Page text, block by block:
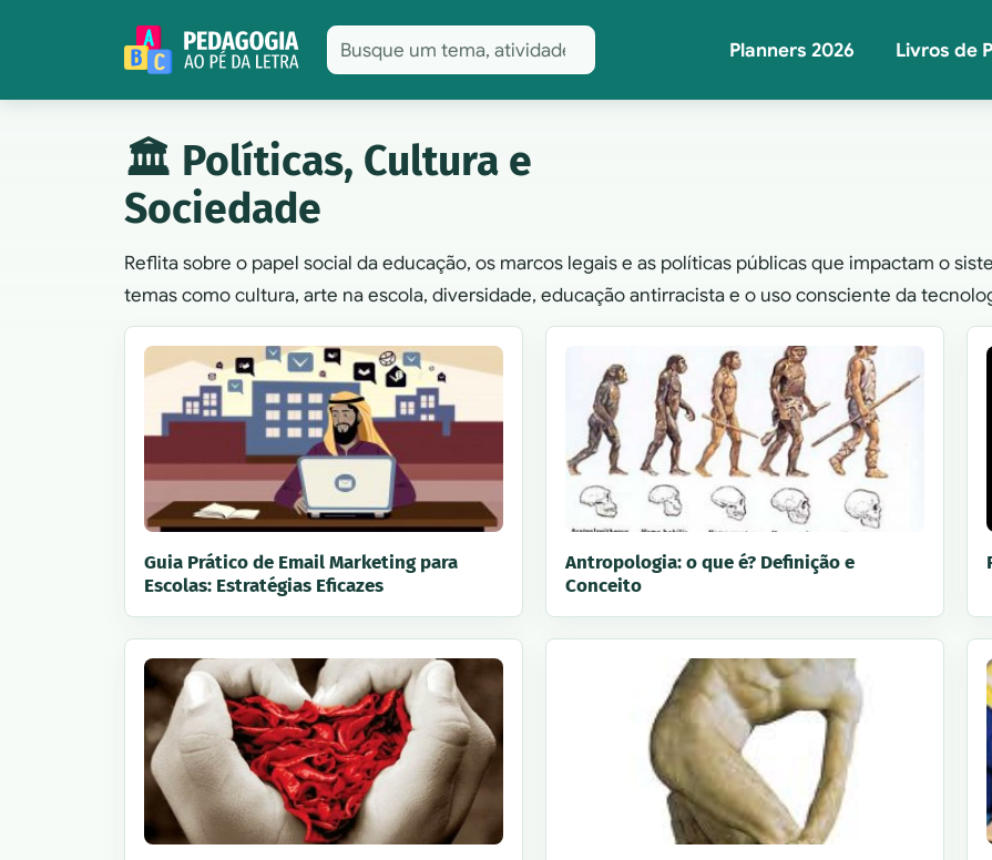
Planners 2026
Livros de
🏛️ Políticas, Cultura e
Sociedade
Reflita sobre o papel social da educação, os marcos legais e as políticas públicas que impactam o
temas como cultura, arte na escola, diversidade, educação antirracista e o uso consciente da
Guia Prático de Email Marketing para
Escolas: Estratégias Eficazes
Antropologia: o que é? Definição e
Conceito